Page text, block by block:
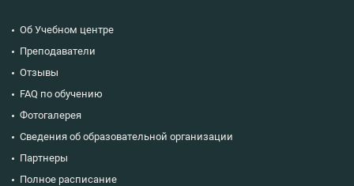
Об Учебном центре
Преподаватели
Отзывы
FAQ по обучению
Фотогалерея
Сведения об образовательной организации
Партнеры
Полное расписание